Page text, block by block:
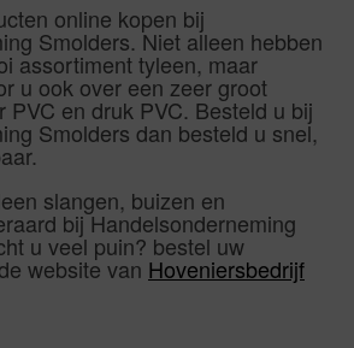
online kopen bij
Smolders. Niet alleen hebben
assortiment tyleen, maar
u ook over een zeer groot
PVC en druk PVC. Besteld u bij
Smolders dan besteld u snel,
slangen, buizen en
bij Handelsonderneming
u veel puin? bestel uw
website van Hoveniersbedrijf